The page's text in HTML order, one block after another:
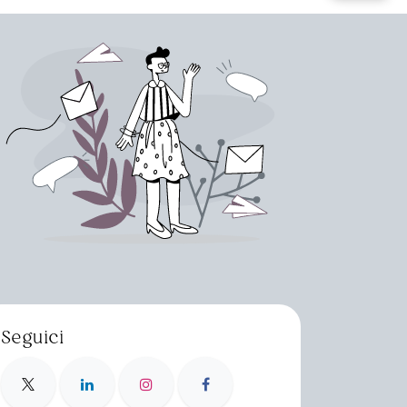
Seguici